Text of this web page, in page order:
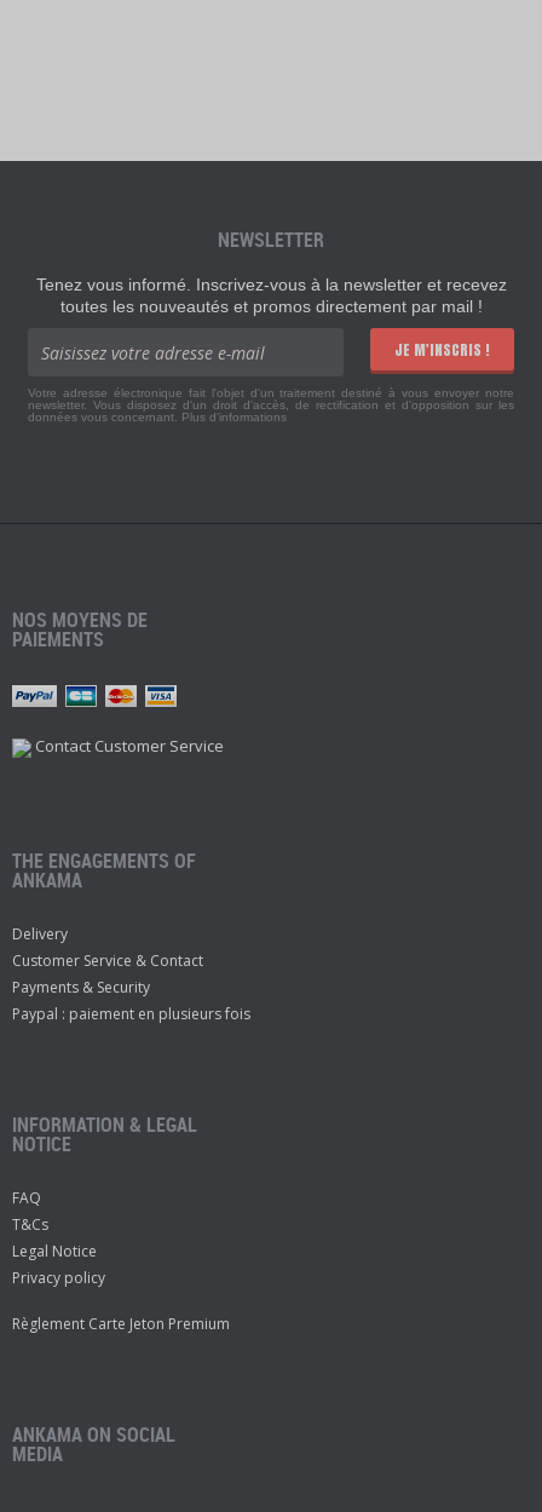
NEWSLETTER
Tenez vous informé. Inscrivez-vous à la newsletter et recevez
toutes les nouveautés et promos directement par mail !
JE M'INSCRIS !
Votre adresse électronique fait l'objet d'un traitement destiné à vous envoyer notre
newsletter. Vous disposez d'un droit d'accès, de rectification et d'opposition sur les
données vous concernant. Plus d'informations
NOS MOYENS DE
PAIEMENTS
Contact Customer Service
THE ENGAGEMENTS OF
ANKAMA
Delivery
Customer Service & Contact
Payments & Security
Paypal : paiement en plusieurs fois
INFORMATION & LEGAL
NOTICE
FAQ
T&Cs
Legal Notice
Privacy policy
Règlement Carte Jeton Premium
ANKAMA ON SOCIAL
MEDIA